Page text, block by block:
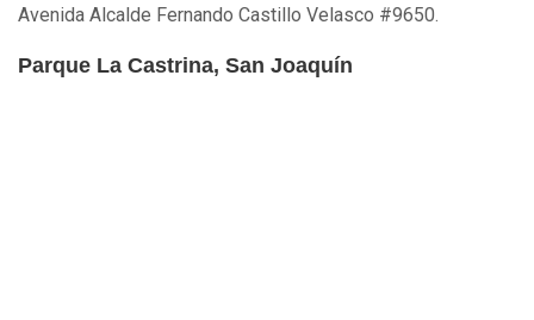
Avenida Alcalde Fernando Castillo Velasco #9650.
Parque La Castrina, San Joaquín